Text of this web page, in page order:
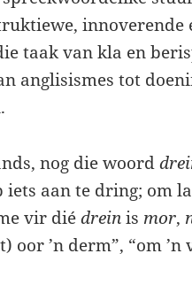
innoverende
taak van kla en
anglisismes tot
nog die woord
aan te dring; om
vir diédreinis mor,
oor ’n derm”, “om